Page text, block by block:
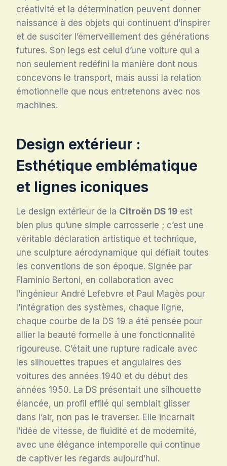
créativité et la détermination peuvent donner
naissance à des objets qui continuent d’inspirer
et de susciter l’émerveillement des générations
futures. Son legs est celui d’une voiture qui a
non seulement redéfini la manière dont nous
concevons le transport, mais aussi la relation
émotionnelle que nous entretenons avec nos
machines.
Design extérieur :
Esthétique emblématique
et lignes iconiques
Le design extérieur de la Citroën DS 19 est
bien plus qu’une simple carrosserie ; c’est une
véritable déclaration artistique et technique,
une sculpture aérodynamique qui défiait toutes
les conventions de son époque. Signée par
Flaminio Bertoni, en collaboration avec
l’ingénieur André Lefebvre et Paul Magès pour
l’intégration des systèmes, chaque ligne,
chaque courbe de la DS 19 a été pensée pour
allier la beauté formelle à une fonctionnalité
rigoureuse. C’était une rupture radicale avec
les silhouettes trapues et angulaires des
voitures des années 1940 et du début des
années 1950. La DS présentait une silhouette
élancée, un profil effilé qui semblait glisser
dans l’air, non pas le traverser. Elle incarnait
l’idée de vitesse, de fluidité et de modernité,
avec une élégance intemporelle qui continue
de captiver les regards aujourd’hui.